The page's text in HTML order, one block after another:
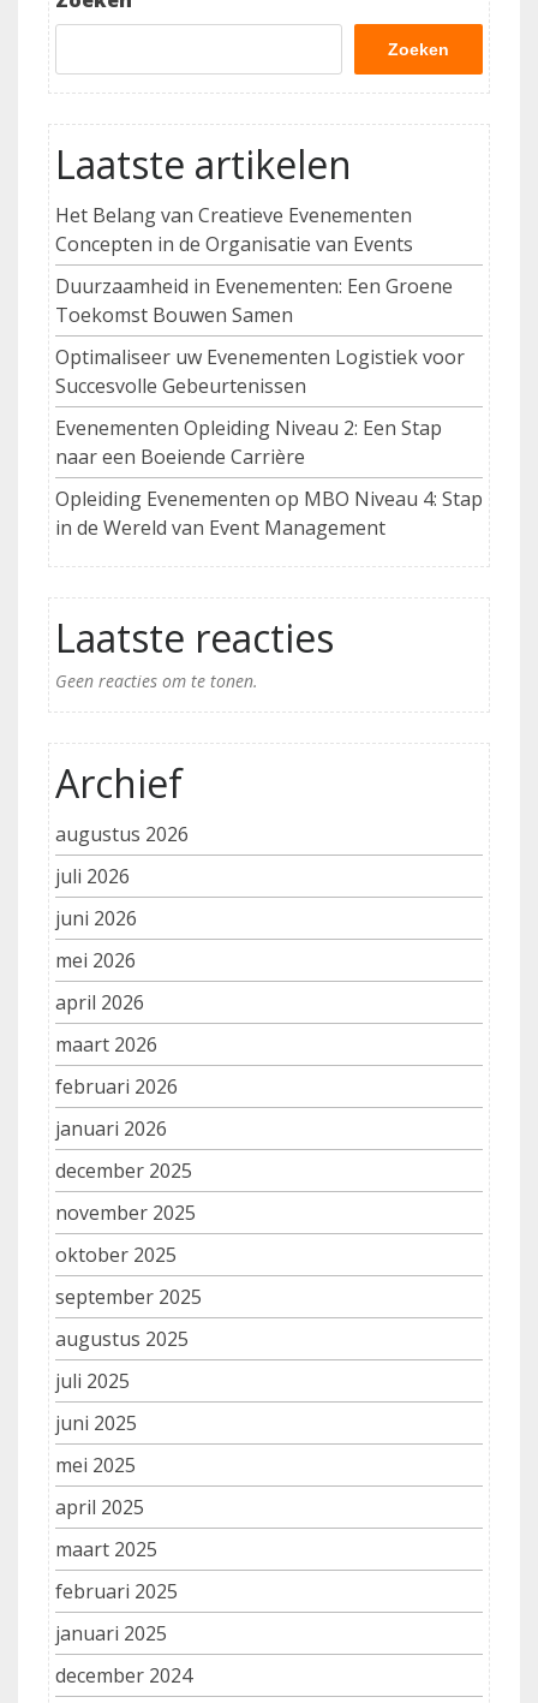
Zoeken
Laatste artikelen
Het Belang van Creatieve Evenementen
Concepten in de Organisatie van Events
Duurzaamheid in Evenementen: Een Groene
Toekomst Bouwen Samen
Optimaliseer uw Evenementen Logistiek voor
Succesvolle Gebeurtenissen
Evenementen Opleiding Niveau 2: Een Stap
naar een Boeiende Carrière
Opleiding Evenementen op MBO Niveau 4: Stap
in de Wereld van Event Management
Laatste reacties
Geen reacties om te tonen.
Archief
augustus 2026
juli 2026
juni 2026
mei 2026
april 2026
maart 2026
februari 2026
januari 2026
december 2025
november 2025
oktober 2025
september 2025
augustus 2025
juli 2025
juni 2025
mei 2025
april 2025
maart 2025
februari 2025
januari 2025
december 2024